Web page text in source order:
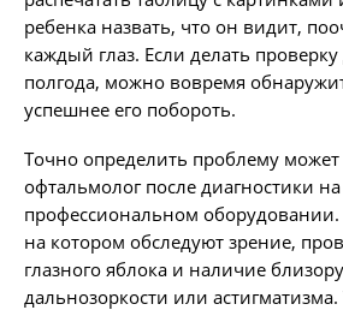
ребенка назвать, что он видит,
каждый глаз. Если делать
полгода, можно вовремя
успешнее его побороть.
Точно определить проблему может
офтальмолог после диагностики на
профессиональном
на котором обследуют зрение,
глазного яблока и наличие
дальнозоркости или